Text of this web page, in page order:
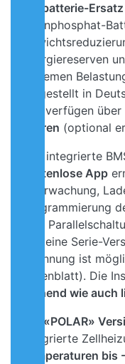
Bleibatterie-Ersatz
Eisenphosphat-
Energiereserven
extremen
hergestellt in
und verfügen über
Jahren (optional
Das integrierte
kostenlose App
Überwachung,
Programmierung
Eine
und eine Serie-
Spannung ist
Datenblatt). Die
stehend wie
«POLAR»
integrierte
Temperaturen